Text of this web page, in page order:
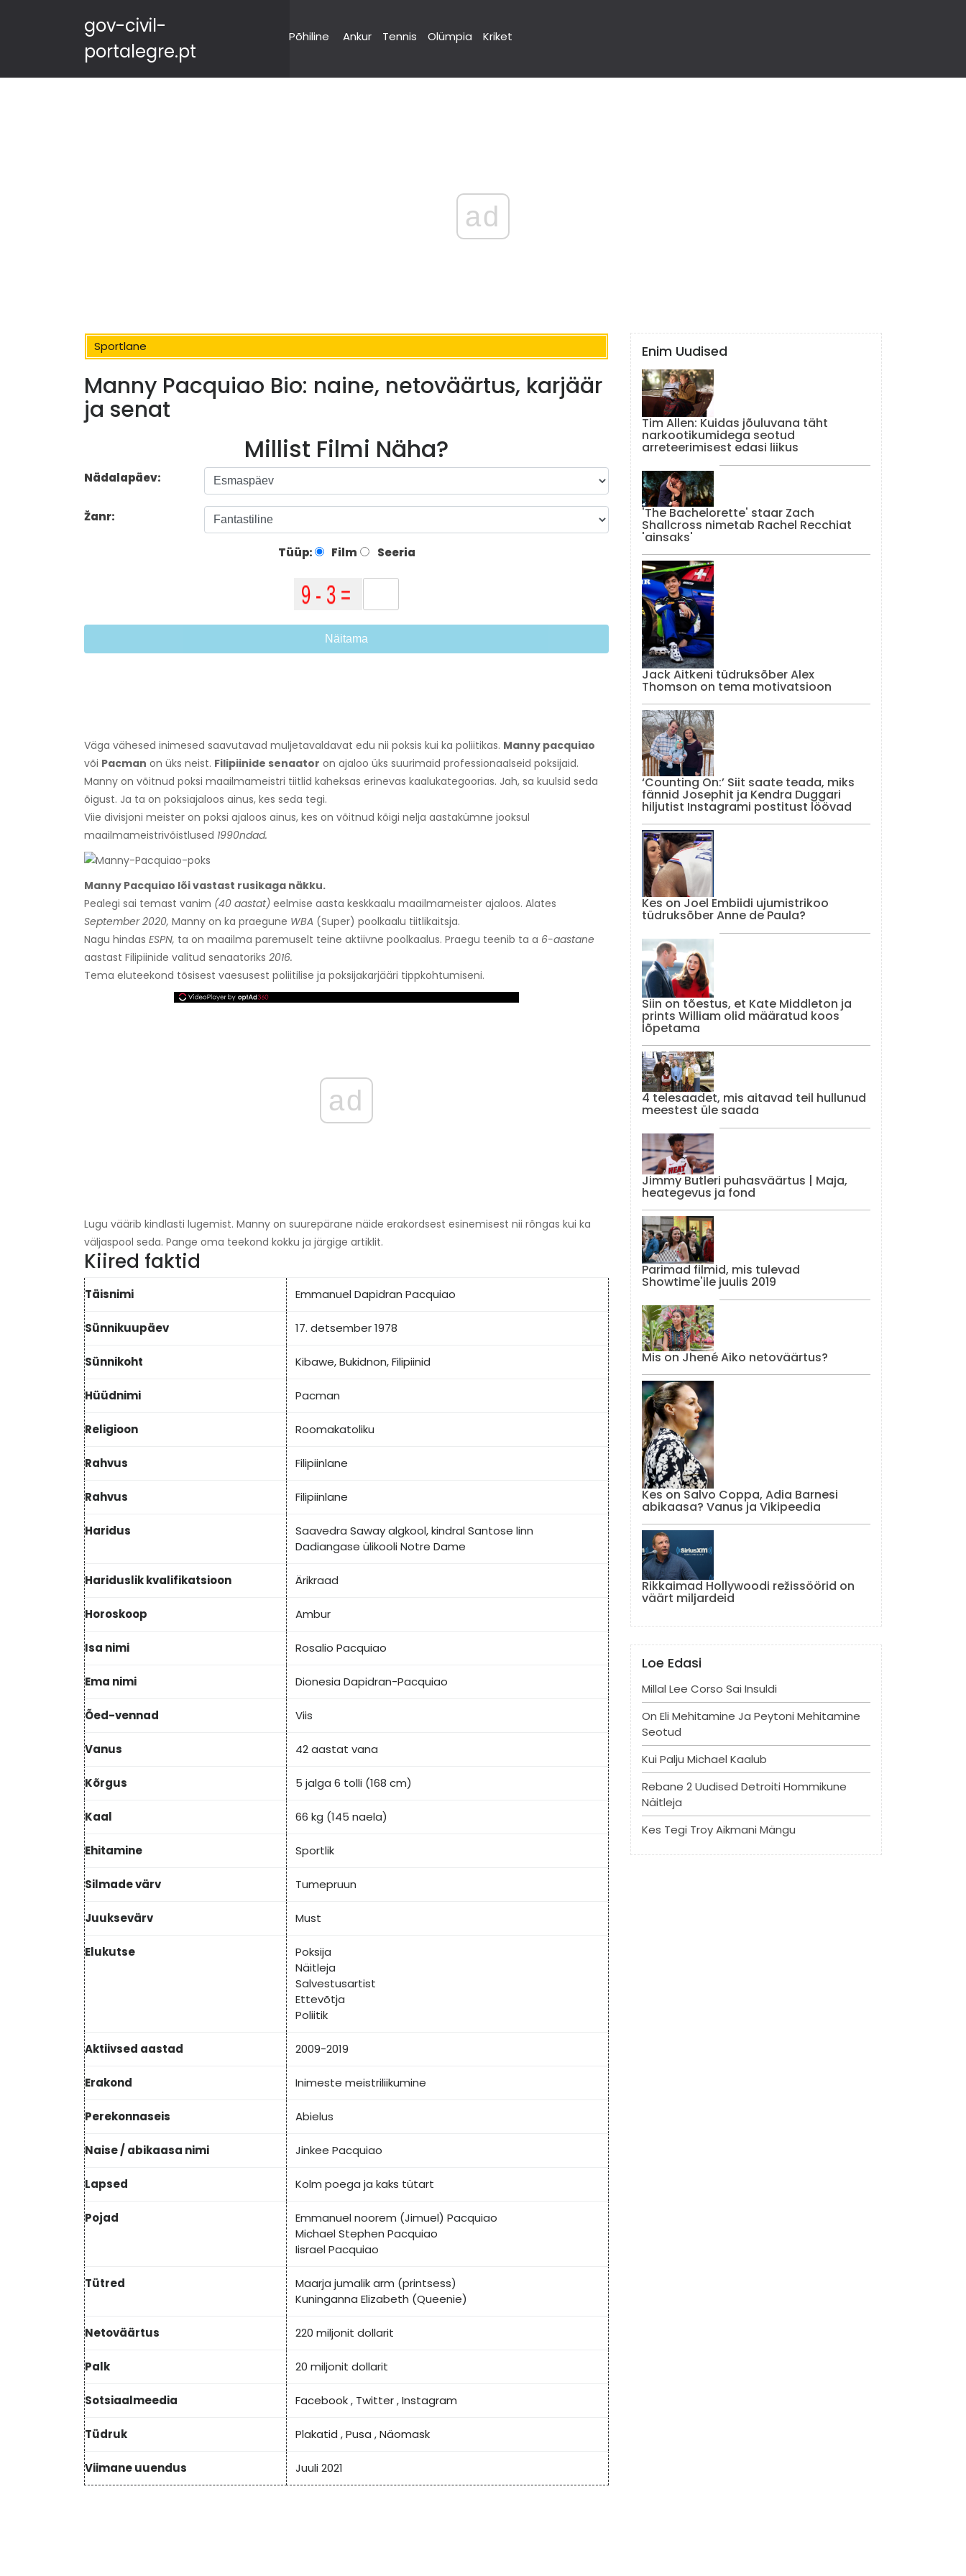
gov-civil-
portalegre.pt
Põhiline Ankur Tennis Olümpia Kriket
ad
Sportlane
Manny Pacquiao Bio: naine, netoväärtus, karjäär
ja senat
Millist Filmi Näha?
Nädalapäev:
Žanr:
Tüüp: Film Seeria
Näitama
Väga vähesed inimesed saavutavad muljetavaldavat edu nii poksis kui ka poliitikas. Manny pacquiao
või Pacman on üks neist. Filipiinide senaator on ajaloo üks suurimaid professionaalseid poksijaid.
Manny on võitnud poksi maailmameistri tiitlid kaheksas erinevas kaalukategoorias. Jah, sa kuulsid seda
õigust. Ja ta on poksiajaloos ainus, kes seda tegi.
Viie divisjoni meister on poksi ajaloos ainus, kes on võitnud kõigi nelja aastakümne jooksul
maailmameistrivõistlused 1990ndad.
Manny Pacquiao lõi vastast rusikaga näkku.
Pealegi sai temast vanim (40 aastat) eelmise aasta keskkaalu maailmameister ajaloos. Alates
September 2020, Manny on ka praegune WBA (Super) poolkaalu tiitlikaitsja.
Nagu hindas ESPN, ta on maailma paremuselt teine ​​aktiivne poolkaalus. Praegu teenib ta a 6-aastane
aastast Filipiinide valitud senaatoriks 2016.
Tema eluteekond tõsisest vaesusest poliitilise ja poksijakarjääri tippkohtumiseni.
ad
Lugu väärib kindlasti lugemist. Manny on suurepärane näide erakordsest esinemisest nii rõngas kui ka
väljaspool seda. Pange oma teekond kokku ja järgige artiklit.
Kiired faktid
Täisnimi Emmanuel Dapidran Pacquiao
Sünnikuupäev 17. detsember 1978
Sünnikoht Kibawe, Bukidnon, Filipiinid
Hüüdnimi Pacman
Religioon Roomakatoliku
Rahvus Filipiinlane
Rahvus Filipiinlane
Haridus
Saavedra Saway algkool, kindral Santose linn
Dadiangase ülikooli Notre Dame
Hariduslik kvalifikatsioon Ärikraad
Horoskoop Ambur
Isa nimi Rosalio Pacquiao
Ema nimi Dionesia Dapidran-Pacquiao
Õed-vennad Viis
Vanus 42 aastat vana
Kõrgus 5 jalga 6 tolli (168 cm)
Kaal 66 kg (145 naela)
Ehitamine Sportlik
Silmade värv Tumepruun
Juuksevärv Must
Elukutse
Poksija
Näitleja
Salvestusartist
Ettevõtja
Poliitik
Aktiivsed aastad 2009-2019
Erakond Inimeste meistriliikumine
Perekonnaseis Abielus
Naise / abikaasa nimi Jinkee Pacquiao
Lapsed Kolm poega ja kaks tütart
Pojad
Emmanuel noorem (Jimuel) Pacquiao
Michael Stephen Pacquiao
Iisrael Pacquiao
Tütred
Maarja jumalik arm (printsess)
Kuninganna Elizabeth (Queenie)
Netoväärtus 220 miljonit dollarit
Palk 20 miljonit dollarit
Sotsiaalmeedia Facebook, Twitter,Instagram
Tüdruk Plakatid ,Pusa ,Näomask
Viimane uuendus Juuli 2021
Enim Uudised
Tim Allen: Kuidas jõuluvana täht
narkootikumidega seotud
arreteerimisest edasi liikus
'The Bachelorette' staar Zach
Shallcross nimetab Rachel Recchiat
'ainsaks'
Jack Aitkeni tüdruksõber Alex
Thomson on tema motivatsioon
‘Counting On:’ Siit saate teada, miks
fännid Josephit ja Kendra Duggari
hiljutist Instagrami postitust löövad
Kes on Joel Embiidi ujumistrikoo
tüdruksõber Anne de Paula?
Siin on tõestus, et Kate Middleton ja
prints William olid määratud koos
lõpetama
4 telesaadet, mis aitavad teil hullunud
meestest üle saada
Jimmy Butleri puhasväärtus | Maja,
heategevus ja fond
Parimad filmid, mis tulevad
Showtime'ile juulis 2019
Mis on Jhené Aiko netoväärtus?
Kes on Salvo Coppa, Adia Barnesi
abikaasa? Vanus ja Vikipeedia
Rikkaimad Hollywoodi režissöörid on
väärt miljardeid
Loe Edasi
Millal Lee Corso Sai Insuldi
On Eli Mehitamine Ja Peytoni Mehitamine
Seotud
Kui Palju Michael Kaalub
Rebane 2 Uudised Detroiti Hommikune
Näitleja
Kes Tegi Troy Aikmani Mängu